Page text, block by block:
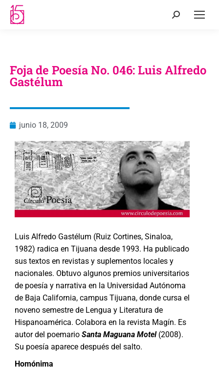
Foja de Poesía No. 046: Luis Alfredo
Gastélum
junio 18, 2009
Luis Alfredo Gastélum (Ruiz Cortines, Sinaloa,
1982) radica en Tijuana desde 1993. Ha publicado
sus textos en revistas y suplementos locales y
nacionales. Obtuvo algunos premios universitarios
de poesía y narrativa en la Universidad Autónoma
de Baja California, campus Tijuana, donde cursa el
noveno semestre de Lengua y Literatura de
Hispanoamérica. Colabora en la revista Magín. Es
autor del poemario Santa Maguana Motel(2008).
Su poesía aparece después del salto.
Homónima